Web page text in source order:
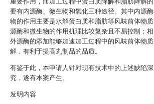
要有内源酶、微生物和氧化三种途径。其中内源
物的作用主要是水解蛋白质和脂肪等风味前体物
源酶和微生物的作用机理比较复杂且不易控制；
外源酶的添加能够加速加工过程中的风味前体物
解，有利于提高丸制品的品质。
有鉴于此，本申请人针对现有技术中的上述缺陷
究，遂有本案产生。
发明内容